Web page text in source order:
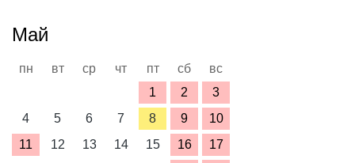
Май
пн вт ср чт пт сб
вс
1
2
3
4
5 6 7 8 9
10
11
12 13 14 15 16
17